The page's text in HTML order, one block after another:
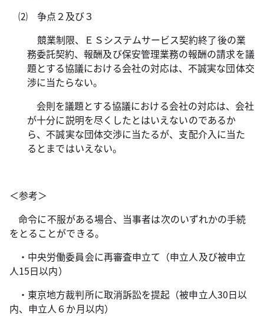
⑵ 争点２及び３
競業制限、ＥＳシステムサービス契約終了後の業
務委託契約、報酬及び保安管理業務の報酬の請求を議
題とする協議における会社の対応は、不誠実な団体交
渉に当たらない。
会則を議題とする協議における会社の対応は、会社
が十分に説明を尽くしたとはいえないのであるか
ら、不誠実な団体交渉に当たるが、支配介入に当た
るとまではいえない。
＜参考＞
命令に不服がある場合、当事者は次のいずれかの手続
をとることができる。
・中央労働委員会に再審査申立て（申立人及び被申立
人15日以内）
・東京地方裁判所に取消訴訟を提起（被申立人30日以
内、申立人６か月以内）